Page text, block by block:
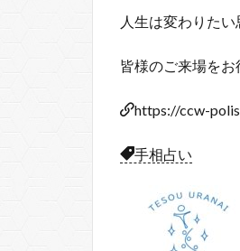
人生は変わりた
皆様のご来場をお
https://ccw-
手相占い